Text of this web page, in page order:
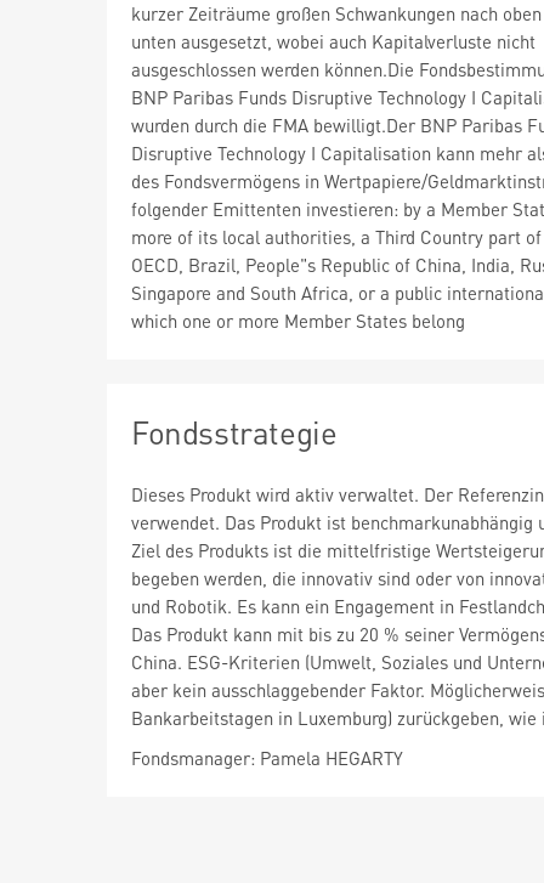
kurzer Zeiträume großen Schwankungen nach
unten ausgesetzt, wobei auch Kapitalverluste nicht
ausgeschlossen werden können.Die
BNP Paribas Funds Disruptive Technology I
wurden durch die FMA bewilligt.Der BNP Paribas
Disruptive Technology I Capitalisation kann mehr
des Fondsvermögens in Wertpapiere/
folgender Emittenten investieren: by a Member
more of its local authorities, a Third Country part
OECD, Brazil, People"s Republic of China, India,
Singapore and South Africa, or a public
which one or more Member States belong
Fondsstrategie
Dieses Produkt wird aktiv verwaltet. Der
verwendet. Das Produkt ist
Ziel des Produkts ist die mittelfristige
begeben werden, die innovativ sind oder von
und Robotik. Es kann ein Engagement in
Das Produkt kann mit bis zu 20 % seiner
China. ESG-Kriterien (Umwelt, Soziales und
aber kein ausschlaggebender Faktor.
Bankarbeitstagen in Luxemburg) zurückgeben,
Fondsmanager: Pamela HEGARTY